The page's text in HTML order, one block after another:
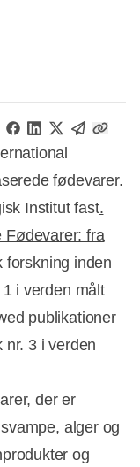
fødevarer.
Institut fast.
Fødevarer: fra
forskning inden
i verden målt
publikationer
nr. 3 i verden
der er
alger og
og